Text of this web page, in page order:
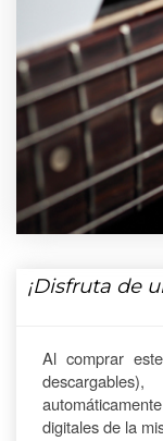
¡Disfruta de
Al comprar
digitales de la